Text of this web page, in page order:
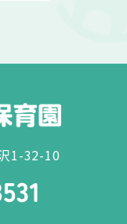
1-32-10